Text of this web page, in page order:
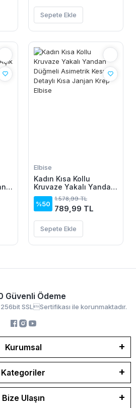
Sepete Ekle
Elbise
Kadın Kısa Kollu
Kruvaze Yakalı Yandan
Düğmeli Asimetrik
Kesım Detaylı Kısa
Janjan Krep Elbise
%50
1.578,99 TL
789,99 TL
Sepete Ekle
Güvenli Ödeme
SSLSertifikası ile korunmaktadır.
Kurumsal
Kategoriler
Bize Ulaşın